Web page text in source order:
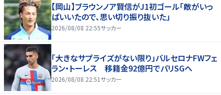
【岡山】ブラウンノア賢信がJ1初ゴール「敵がいっ
ぱいいたので、思い切り振り抜いた」
2026/08/08 22:55サッカー
「大きなサプライズがない限り」バルセロナFWフェ
ラン・トーレス 移籍金92億円でパリSGへ
2026/08/08 22:51サッカー